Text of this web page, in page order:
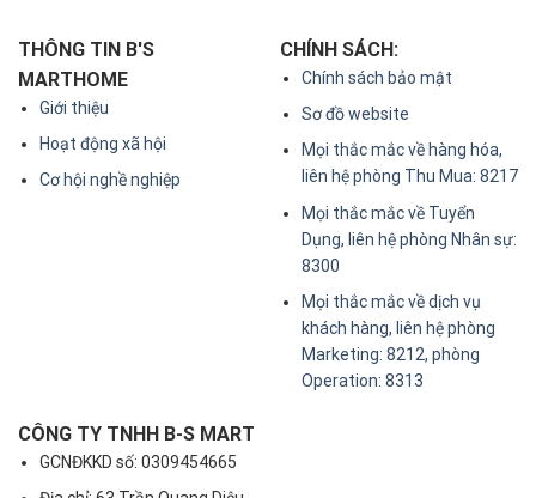
THÔNG TIN B'S
MARTHOME
Giới thiệu
Hoạt động xã hội
Cơ hội nghề nghiệp
CHÍNH SÁCH:
Chính sách bảo mật
Sơ đồ website
Mọi thắc mắc về hàng hóa,
liên hệ phòng Thu Mua: 8217
Mọi thắc mắc về Tuyển
Dụng, liên hệ phòng Nhân sự:
8300
Mọi thắc mắc về dịch vụ
khách hàng, liên hệ phòng
Marketing: 8212, phòng
Operation: 8313
CÔNG TY TNHH B-S MART
GCNĐKKD số: 0309454665